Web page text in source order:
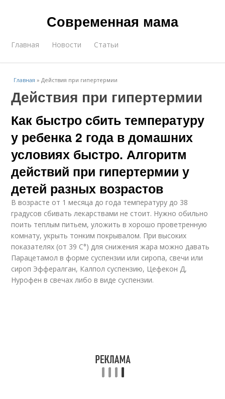
Современная мама
Главная Новости Статьи
Главная »Действия при гипертермии
Действия при гипертермии
Как быстро сбить температуру
у ребенка 2 года в домашних
условиях быстро. Алгоритм
действий при гипертермии у
детей разных возрастов
В возрасте от 1 месяца до года температуру до 38
градусов сбивать лекарствами не стоит. Нужно обильно
поить теплым питьем, уложить в хорошо проветренную
комнату, укрыть тонким покрывалом. При высоких
показателях (от 39 С°) для снижения жара можно давать
Парацетамол в форме суспензии или сиропа, свечи или
сироп Эффералган, Калпол суспензию, Цефекон Д,
Нурофен в свечах либо в виде суспензии.